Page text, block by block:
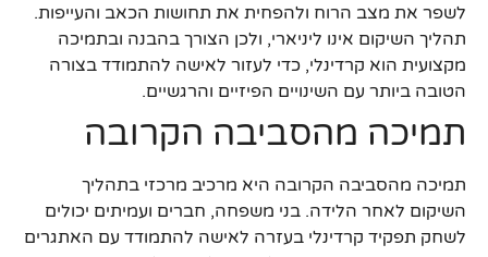
לשפר את מצב הרוח ולהפחית את תחושות הכאב והעייפות.
תהליך השיקום אינו ליניארי, ולכן הצורך בהבנה ובתמיכה
מקצועית הוא קרדינלי, כדי לעזור לאישה להתמודד בצורה
הטובה ביותר עם השינויים הפיזיים והרגשיים.
תמיכה מהסביבה הקרובה
תמיכה מהסביבה הקרובה היא מרכיב מרכזי בתהליך
השיקום לאחר הלידה. בני משפחה, חברים ועמיתים יכולים
לשחק תפקיד קרדינלי בעזרה לאישה להתמודד עם האתגרים